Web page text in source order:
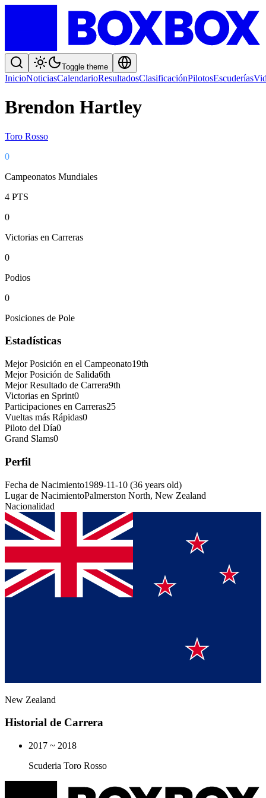
Toggle theme
InicioNoticiasCalendarioResultadosClasificaciónPilotosEscuderías
Brendon Hartley
Toro Rosso
0
Campeonatos Mundiales
4 PTS
0
Victorias en Carreras
0
Podios
0
Posiciones de Pole
Estadísticas
Mejor Posición en el Campeonato19th
Mejor Posición de Salida6th
Mejor Resultado de Carrera9th
Victorias en Sprint0
Participaciones en Carreras25
Vueltas más Rápidas0
Piloto del Día0
Grand Slams0
Perfil
Fecha de Nacimiento1989-11-10 (36 years old)
Lugar de NacimientoPalmerston North, New Zealand
Nacionalidad
New Zealand
Historial de Carrera
2017 ~ 2018
Scuderia Toro Rosso